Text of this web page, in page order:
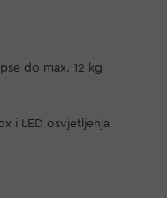
do max. 12 kg
i LED osvjetljenja